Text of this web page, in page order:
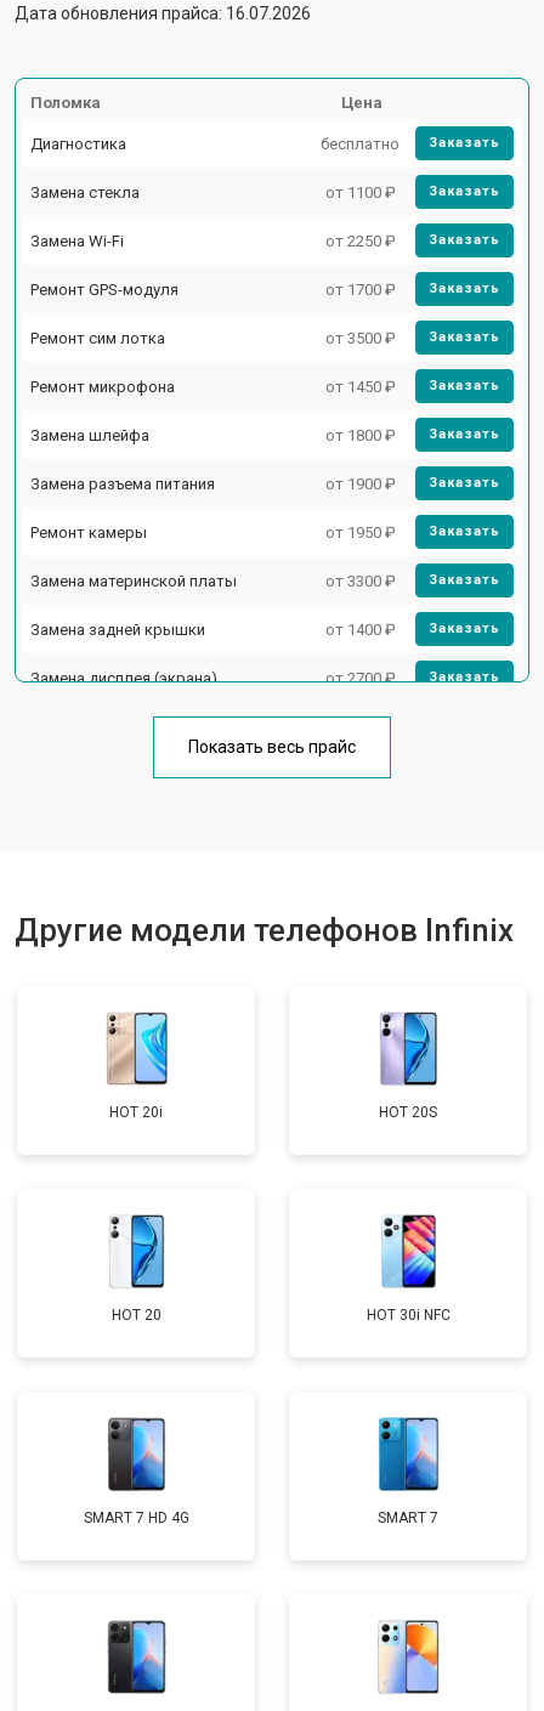
Дата обновления прайса: 16.07.2026
Поломка Цена
Диагностика бесплатно Заказать
Замена стекла от 1100 ₽ Заказать
Замена Wi-Fi от 2250 ₽ Заказать
Ремонт GPS-модуля от 1700 ₽ Заказать
Ремонт сим лотка от 3500 ₽ Заказать
Ремонт микрофона от 1450 ₽ Заказать
Замена шлейфа от 1800 ₽ Заказать
Замена разъема питания от 1900 ₽ Заказать
Ремонт камеры от 1950 ₽ Заказать
Замена материнской платы от 3300 ₽ Заказать
Замена задней крышки от 1400 ₽ Заказать
Замена дисплея (экрана) от 2700 ₽ Заказать
Ремонт цепи питания от 3200 ₽
Показать весь прайс
Другие модели телефонов Infinix
HOT 20i HOT 20S
HOT 20 HOT 30i NFC
SMART 7 HD 4G SMART 7